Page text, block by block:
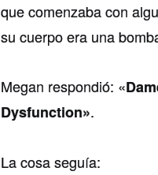
que comenzaba con
su cuerpo era una
Megan respondió: «
Dysfunction».
La cosa seguía: